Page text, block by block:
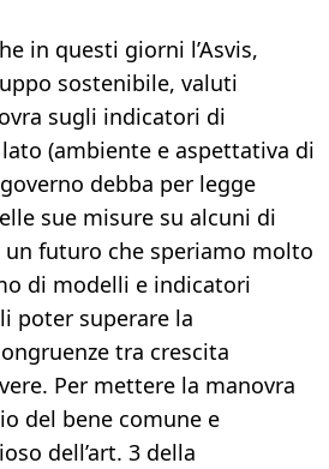
in questi giorni l’Asvis,
sostenibile, valuti
sugli indicatori di
(ambiente e aspettativa di
debba per legge
sue misure su alcuni di
futuro che speriamo molto
di modelli e indicatori
poter superare la
tra crescita
Per mettere la manovra
del bene comune e
dell’art. 3 della